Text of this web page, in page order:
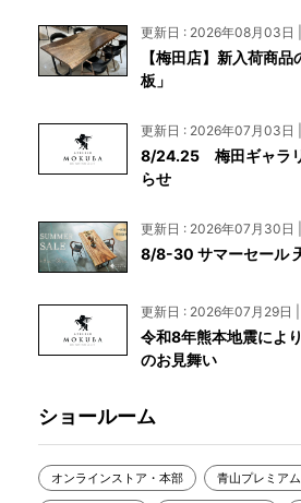
更新日 : 2026年08月03日
【梅田店】新入荷商
板」
更新日 : 2026年07月03日
8/24.25 梅田ギャラ
らせ
更新日 : 2026年07月30日
8/8-30 サマーセール
更新日 : 2026年07月29日 |
令和8年熊本地震によ
のお見舞い
ショールーム
オンラインストア・本部 青山プレミア